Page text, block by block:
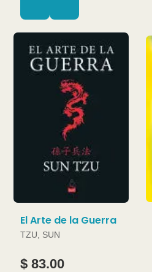
El Arte de la Guerra
TZU, SUN
$ 83.00